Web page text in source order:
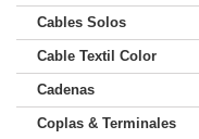
Cables Solos
Cable Textil Color
Cadenas
Coplas & Terminales